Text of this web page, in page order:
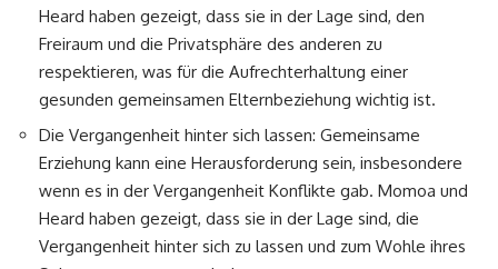
Heard haben gezeigt, dass sie in der Lage sind, den
Freiraum und die Privatsphäre des anderen zu
respektieren, was für die Aufrechterhaltung einer
gesunden gemeinsamen Elternbeziehung wichtig ist.
Die Vergangenheit hinter sich lassen: Gemeinsame
Erziehung kann eine Herausforderung sein, insbesondere
wenn es in der Vergangenheit Konflikte gab. Momoa und
Heard haben gezeigt, dass sie in der Lage sind, die
Vergangenheit hinter sich zu lassen und zum Wohle ihres